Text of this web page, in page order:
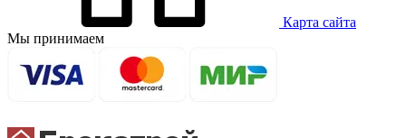
Карта сайта
Мы принимаем